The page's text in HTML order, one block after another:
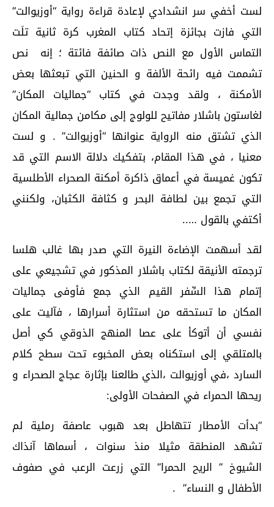
لست أخفي سر انشدادي لإعادة قراءة رواية “أوزيوالت”
التي فازت بجائزة إتحاد كتاب المغرب كرة ثانية تلَت
التماس الأول مع النص ذات صائفة فائتة ؛ إنه نص
تشممت فيه رائحة الألفة و الحنين التي تبعثها بعض
الأمكنة ، ولقد وجدت في كتاب “جماليات المكان”
لغاستون باشلار مفاتيح للولوج إلى مكامن جمالية المكان
الذي تشتق منه الرواية عنوانها “أوزيوالت” . و لست
معنيا ، في هذا المقام، بتفكيك دلالة الاسم التي قد
تكون غميسة في أعماق ذاكرة أمكنة الصحراء الأطلسية
التي تجمع بين لطافة البحر و كثافة الكثبان، ولكنني
أكتفي بالقول …..
لقد أسهمت الإضاءة النيرة التي صدر بها غالب هلسا
ترجمته الأنيقة لكتاب باشلار المذكور في تشجيعي على
إتمام هذا السِّفر القيم الذي جمع فأوفى جماليات
المكان ما تستحقه من استثارة أسرارها ، فآليت على
نفسي أن أتوكأ على عصا المنهج الذوقي كي أصل
بالمتلقي إلى استكناه بعض المخبوء تحت سطح كلام
السارد ،في أوزيوالت ،الذي طالعنا بإثارة عجاج الصحراء و
ريحها الحمراء في الصفحات الأولى:
“بدأت الأمطار تتهاطل بعد هبوب عاصفة رملية لم
تشهد المنطقة مثيلا منذ سنوات ، أسماها آنذاك
الشيوخ ” الريح الحمرا” التي زرعت الرعب في صفوف
الأطفال و النساء” .